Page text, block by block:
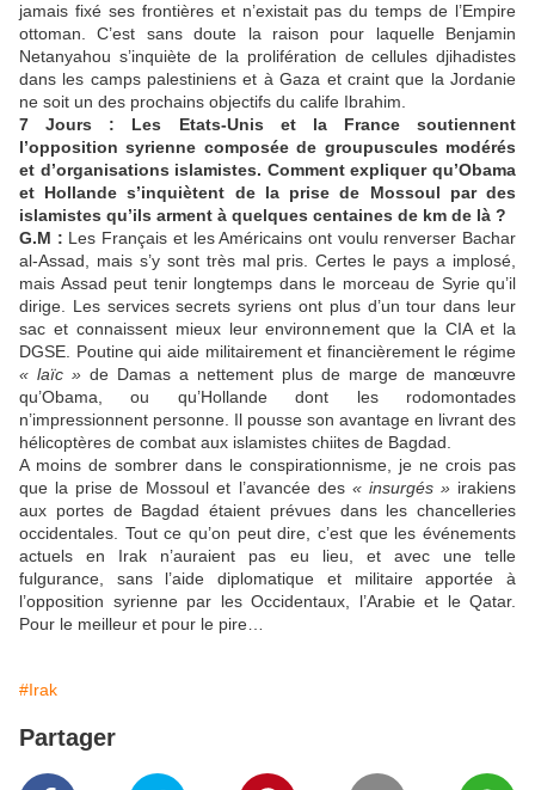
jamais fixé ses frontières et n’existait pas du temps de l’Empire
ottoman. C’est sans doute la raison pour laquelle Benjamin
Netanyahou s’inquiète de la prolifération de cellules djihadistes
dans les camps palestiniens et à Gaza et craint que la Jordanie
ne soit un des prochains objectifs du calife Ibrahim.
7 Jours : Les Etats-Unis et la France soutiennent
l’opposition syrienne composée de groupuscules modérés
et d’organisations islamistes. Comment expliquer qu’Obama
et Hollande s’inquiètent de la prise de Mossoul par des
islamistes qu’ils arment à quelques centaines de km de là ?
G.M : Les Français et les Américains ont voulu renverser Bachar
al-Assad, mais s’y sont très mal pris. Certes le pays a implosé,
mais Assad peut tenir longtemps dans le morceau de Syrie qu’il
dirige. Les services secrets syriens ont plus d’un tour dans leur
sac et connaissent mieux leur environnement que la CIA et la
DGSE. Poutine qui aide militairement et financièrement le régime
« laïc » de Damas a nettement plus de marge de manœuvre
qu’Obama, ou qu’Hollande dont les rodomontades
n’impressionnent personne. Il pousse son avantage en livrant des
hélicoptères de combat aux islamistes chiites de Bagdad.
A moins de sombrer dans le conspirationnisme, je ne crois pas
que la prise de Mossoul et l’avancée des « insurgés » irakiens
aux portes de Bagdad étaient prévues dans les chancelleries
occidentales. Tout ce qu’on peut dire, c’est que les événements
actuels en Irak n’auraient pas eu lieu, et avec une telle
fulgurance, sans l’aide diplomatique et militaire apportée à
l’opposition syrienne par les Occidentaux, l’Arabie et le Qatar.
Pour le meilleur et pour le pire…
#Irak
Partager